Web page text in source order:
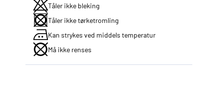
Tåler ikke bleking
Tåler ikke tørketromling
Kan strykes ved middels temperatur
Må ikke renses